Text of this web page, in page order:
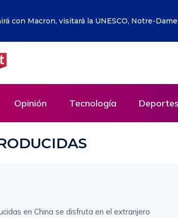
de drones de doble uso hacia
Opinión Tecnología Deportes